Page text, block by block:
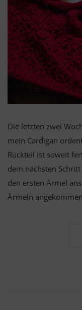
Die letzten zwei
mein Cardigan
Rückteil ist soweit
dem nächsten
den ersten Ärmel
Ärmeln